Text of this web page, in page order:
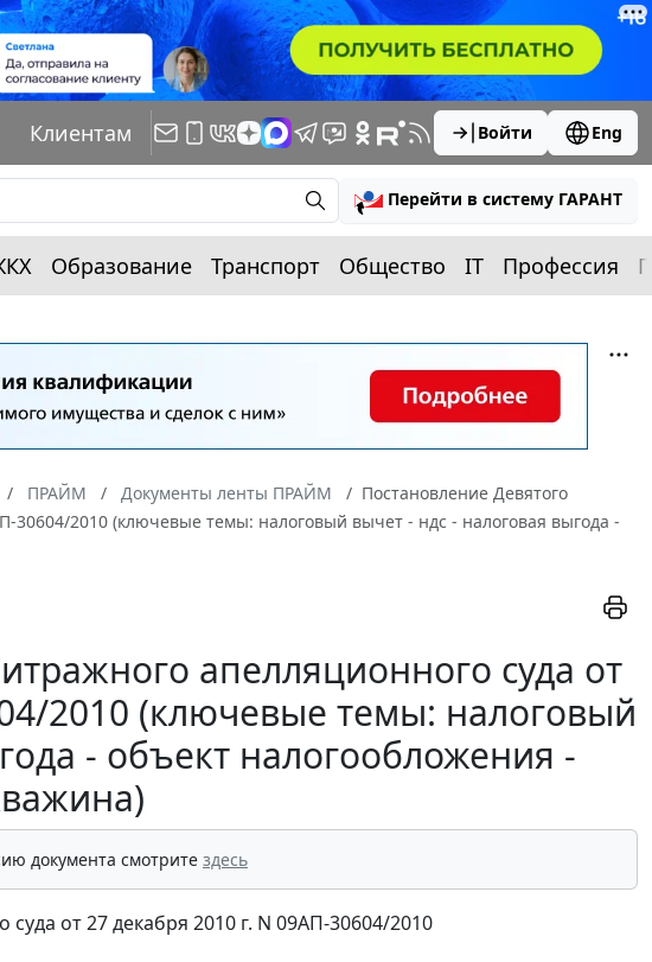
Клиентам Войти Eng
Перейти в систему ГАРАНТ
Образование Транспорт Общество IT Профессия
ПРАЙМ Документы ленты ПРАЙМ
Постановление Девятого
30604/2010 (ключевые темы: налоговый вычет - ндс - налоговая выгода -
апелляционного суда от
2010 (ключевые темы: налоговый
- объект налогообложения -
документа смотрите здесь
от 27 декабря 2010 г. N 09АП-30604/2010